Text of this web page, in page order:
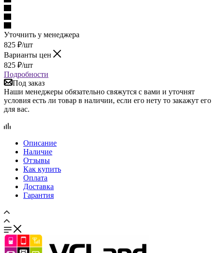
Уточнить у менеджера
825 ₽/шт
Варианты цен
825 ₽/шт
Подробности
Под заказ
Наши менеджеры обязательно свяжутся с вами и уточнят
условия есть ли товар в наличии, если его нету то закажут его
для вас.
Описание
Наличие
Отзывы
Как купить
Оплата
Доставка
Гарантия